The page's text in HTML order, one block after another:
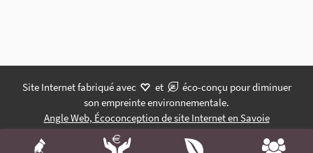
Site Internet fabriqué avec et
éco-conçu pour diminuer
son empreinte environnementale.
Angle Web, Écoconception de site Internet en Savoie